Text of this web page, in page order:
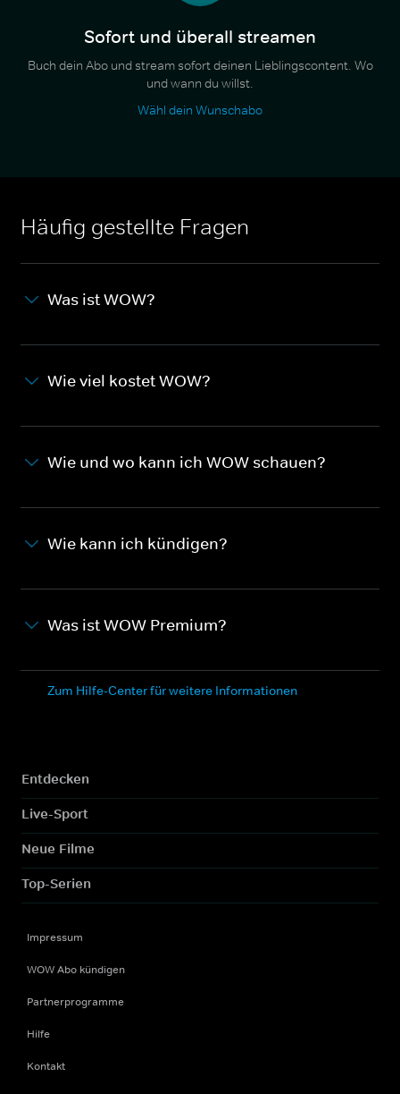
Sofort und überall streamen
Buch dein Abo und stream sofort deinen Lieblingscontent. Wo
und wann du willst.
Wähl dein Wunschabo
Häufig gestellte Fragen
Was ist WOW?
Wie viel kostet WOW?
Wie und wo kann ich WOW schauen?
Wie kann ich kündigen?
Was ist WOW Premium?
Zum Hilfe-Center für weitere Informationen
Entdecken
Live-Sport
Neue Filme
Top-Serien
Impressum
WOW Abo kündigen
Partnerprogramme
Hilfe
Kontakt